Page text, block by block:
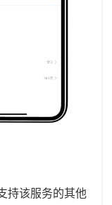
该服务的其他